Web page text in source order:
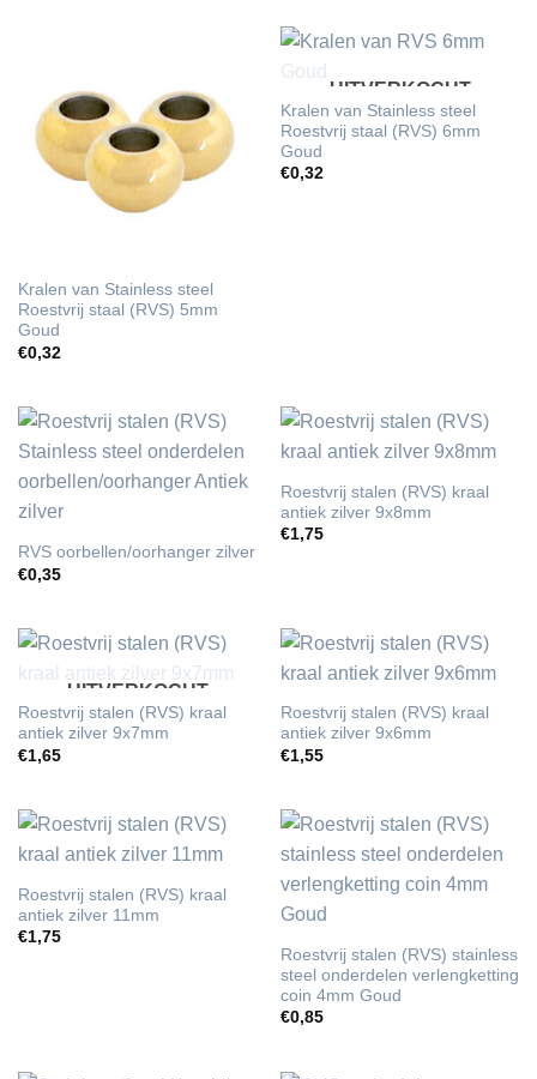
Kralen van Stainless steel
Roestvrij staal (RVS) 5mm
Goud
€0,32
UITVERKOCHT
Kralen van Stainless steel
Roestvrij staal (RVS) 6mm
Goud
€0,32
RVS oorbellen/oorhanger zilver
€0,35
Roestvrij stalen (RVS) kraal
antiek zilver 9x8mm
€1,75
UITVERKOCHT
Roestvrij stalen (RVS) kraal
antiek zilver 9x7mm
€1,65
Roestvrij stalen (RVS) kraal
antiek zilver 9x6mm
€1,55
Roestvrij stalen (RVS) kraal
antiek zilver 11mm
€1,75
Roestvrij stalen (RVS) stainless
steel onderdelen verlengketting
coin 4mm Goud
€0,85